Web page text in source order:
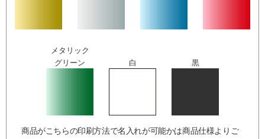
メタリック
グリーン
白 黒
商品がこちらの印刷方法で名入れが可能かは商品仕様よりご